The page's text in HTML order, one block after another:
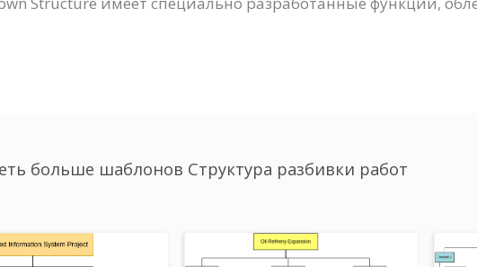
больше шаблонов Структура разбивки работ